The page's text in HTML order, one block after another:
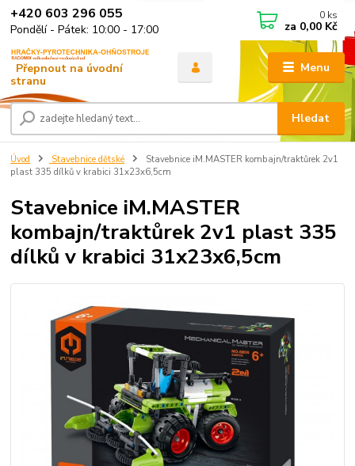
Menu
Hledat
+420 603 296 055
Pondělí - Pátek: 10:00 - 17:00
0 ks
za 0,00 Kč
Úvod Stavebnice dětské
Stavebnice iM.MASTER kombajn/traktůrek 2v1
plast 335 dílků v krabici 31x23x6,5cm
Stavebnice iM.MASTER
kombajn/traktůrek 2v1 plast 335
dílků v krabici 31x23x6,5cm